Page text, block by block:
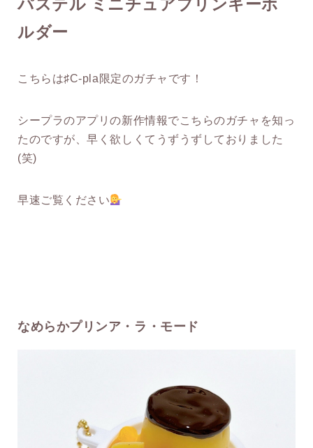
パステル ミニチュアプリンキーホ
ルダー
こちらは♯C-pla限定のガチャです！
シープラのアプリの新作情報でこちらのガチャを知っ
たのですが、早く欲しくてうずうずしておりました
(笑)
早速ご覧ください
なめらかプリンア・ラ・モード